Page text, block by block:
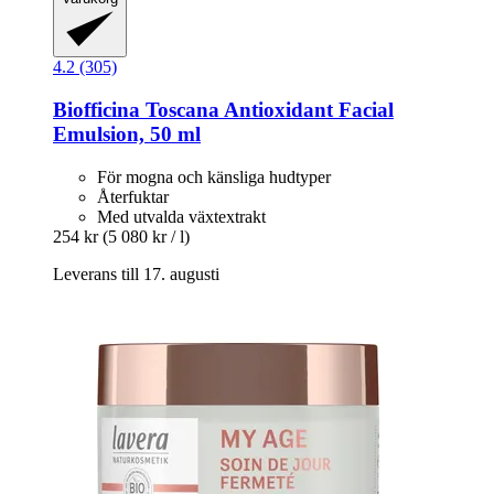
4.2 (305)
Biofficina Toscana Antioxidant Facial
Emulsion, 50 ml
För mogna och känsliga hudtyper
Återfuktar
Med utvalda växtextrakt
254 kr (5 080 kr / l)
Leverans till 17. augusti